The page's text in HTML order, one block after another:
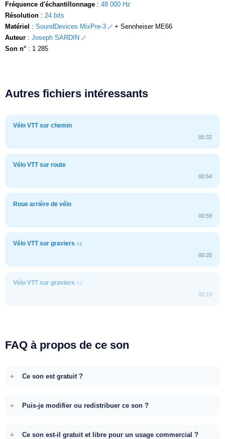
Fréquence d'échantillonnage : 48 000 Hz
Résolution : 24 bits
Matériel : SoundDevices MixPre-3
+ Sennheiser ME66
Auteur : Joseph SARDIN
Son n° : 1 285
Autres fichiers intéressants
Vélo VTT sur chemin
00:32
Vélo VTT sur route
00:54
Roue arrière de vélo
00:59
Vélo VTT sur graviers #1
00:20
Vélo VTT sur graviers #2
00:19
FAQ à propos de ce son
Ce son est gratuit ?
Puis-je modifier ou redistribuer ce son ?
Ce son est-il gratuit et libre pour un usage commercial ?